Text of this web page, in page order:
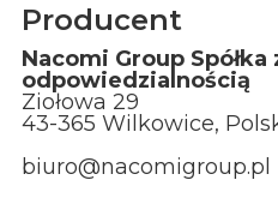
Producent
Nacomi Group
odpowiedzialnością
Ziołowa 29
43-365 Wilkowice,
biuro@nacomigroup.pl